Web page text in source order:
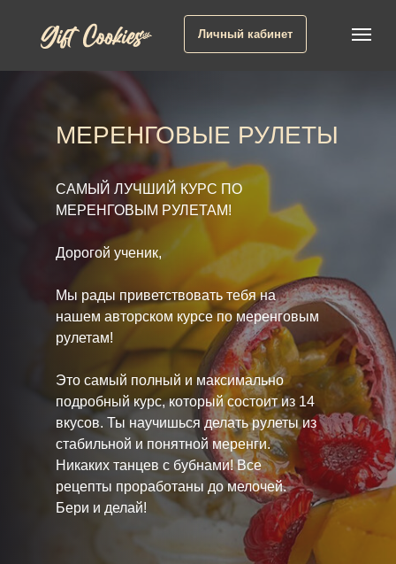
Личный кабинет
МЕРЕНГОВЫЕ РУЛЕТЫ
САМЫЙ ЛУЧШИЙ КУРС ПО
МЕРЕНГОВЫМ РУЛЕТАМ!
Дорогой ученик,
Мы рады приветствовать тебя на
нашем авторском курсе по меренговым
рулетам!
Это самый полный и максимально
подробный курс, который состоит из 14
вкусов. Ты научишься делать рулеты из
стабильной и понятной меренги.
Никаких танцев с бубнами! Все
рецепты проработаны до мелочей.
Бери и делай!